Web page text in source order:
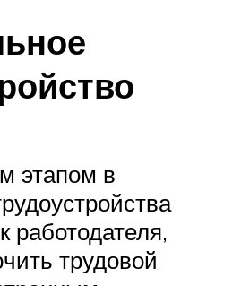
этапом в
работодателя,
трудовой